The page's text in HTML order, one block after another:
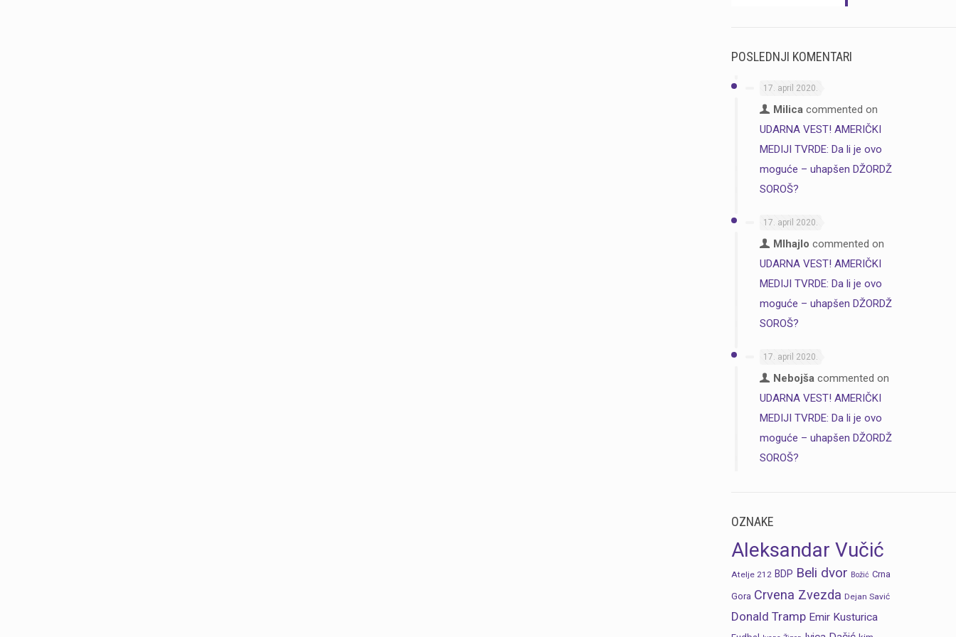
POSLEDNJI KOMENTARI
17. april 2020.
Milicacommented on
UDARNA VEST! AMERIČKI
MEDIJI TVRDE: Da li je ovo
moguće – uhapšen DŽORDŽ
SOROŠ?
17. april 2020.
MIhajlo commented on
UDARNA VEST! AMERIČKI
MEDIJI TVRDE: Da li je ovo
moguće – uhapšen DŽORDŽ
SOROŠ?
17. april 2020.
Nebojšacommented on
UDARNA VEST! AMERIČKI
MEDIJI TVRDE: Da li je ovo
moguće – uhapšen DŽORDŽ
SOROŠ?
OZNAKE
Aleksandar Vučić
Atelje 212 BDP Beli dvor Božić Crna
Gora Crvena Zvezda Dejan Savić
Donald Tramp Emir Kusturica